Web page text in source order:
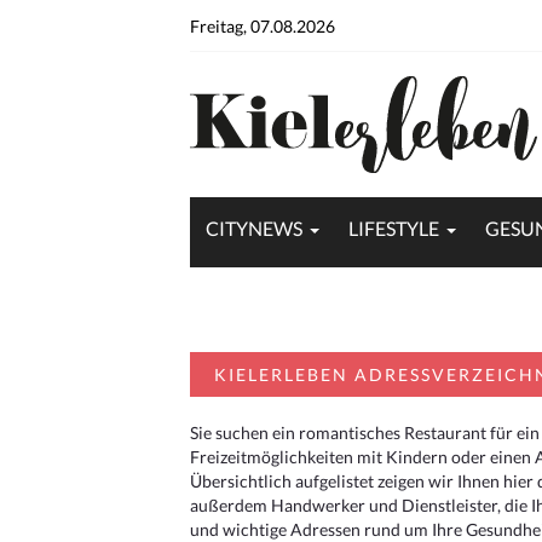
Freitag, 07.08.2026
CITYNEWS LIFESTYLE
KIELERLEBEN
Sie suchen ein romantisches Restaurant für
Freizeitmöglichkeiten mit Kindern oder einen
Übersichtlich aufgelistet zeigen wir Ihnen hier
außerdem Handwerker und Dienstleister, die
und wichtige Adressen rund um Ihre